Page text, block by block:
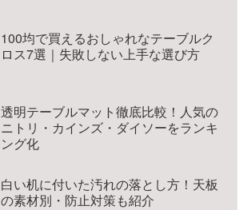
100均で買えるおしゃれなテーブルク
ロス7選｜失敗しない上手な選び方
透明テーブルマット徹底比較！人気の
ニトリ・カインズ・ダイソーをランキ
ング化
白い机に付いた汚れの落とし方！天板
の素材別・防止対策も紹介